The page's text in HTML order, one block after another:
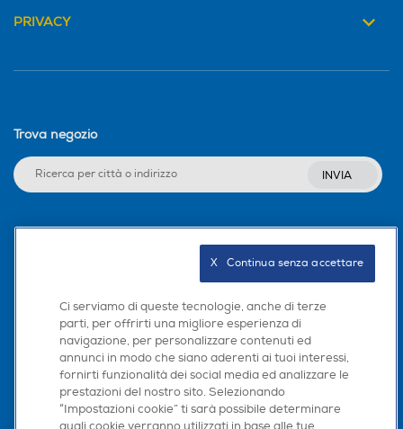
PRIVACY
Trova negozio
INVIA
Scarica la nostra app
Ci serviamo di queste tecnologie, anche di terze
parti, per offrirti una migliore esperienza di
navigazione, per personalizzare contenuti ed
annunci in modo che siano aderenti ai tuoi interessi,
fornirti funzionalità dei social media ed analizzare le
prestazioni del nostro sito. Selezionando
“Impostazioni cookie” ti sarà possibile determinare
X   Continua senza accettare